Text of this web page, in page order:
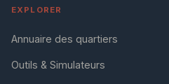
EXPLORER
Annuaire des quartiers
Outils & Simulateurs